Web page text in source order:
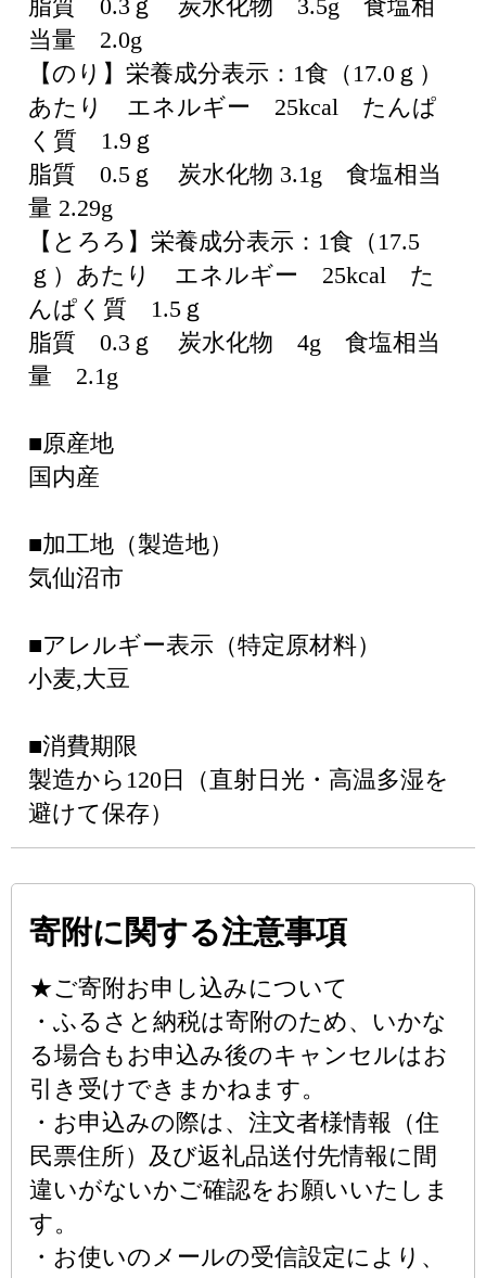
脂質 0.3ｇ 炭水化物 3.5g 食塩相
当量 2.0g
【のり】栄養成分表示：1食（17.0ｇ）
あたり エネルギー 25kcal たんぱ
く質 1.9ｇ
脂質 0.5ｇ 炭水化物 3.1g 食塩相当
量 2.29g
【とろろ】栄養成分表示：1食（17.5
ｇ）あたり エネルギー 25kcal た
んぱく質 1.5ｇ
脂質 0.3ｇ 炭水化物 4g 食塩相当
量 2.1g
■原産地
国内産
■加工地（製造地）
気仙沼市
■アレルギー表示（特定原材料）
小麦,大豆
■消費期限
製造から120日（直射日光・高温多湿を
避けて保存）
寄附に関する注意事項
★ご寄附お申し込みについて
・ふるさと納税は寄附のため、いかな
る場合もお申込み後のキャンセルはお
引き受けできまかねます。
・お申込みの際は、注文者様情報（住
民票住所）及び返礼品送付先情報に間
違いがないかご確認をお願いいたしま
す。
・お使いのメールの受信設定により、